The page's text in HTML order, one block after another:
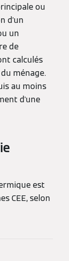
ou
d'un
un
de
calculés
ménage.
au moins
d'une
est
CEE, selon